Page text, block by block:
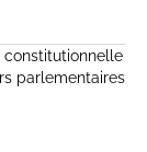
constitutionnelle
parlementaires